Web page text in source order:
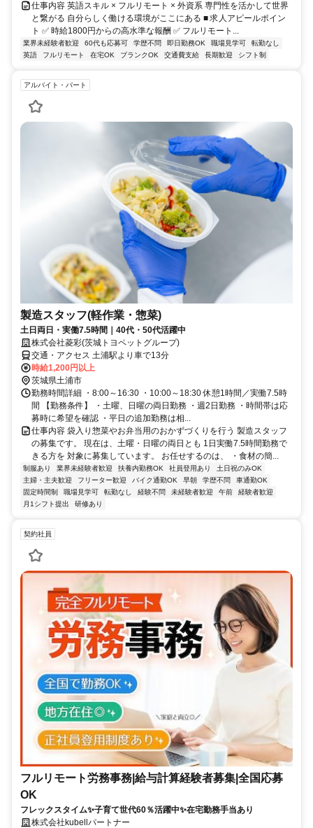
仕事内容 英語スキル × フルリモート × 外資系 専門性を活かして世界
と繋がる 自分らしく働ける環境がここにある ■ 求人アピールポイン
ト ✅ 時給1800円からの高水準な報酬 ✅ フルリモート...
業界未経験者歓迎 60代も応募可 学歴不問 即日勤務OK 職場見学可
転勤なし
英語
フルリモート 在宅OK ブランクOK 交通費支給 長期歓迎 シフト制
アルバイト・パート
製造スタッフ(軽作業・惣菜)
土日両日・実働7.5時間｜40代・50代活躍中
株式会社菱彩(茨城トヨペットグループ)
交通・アクセス 土浦駅より車で13分
時給1,200円以上
茨城県土浦市
勤務時間詳細 ・8:00～16:30 ・10:00～18:30 休憩1時間／実働7.5時
間 【勤務条件】 ・土曜、日曜の両日勤務 ・週2日勤務 ・時間帯は応
募時に希望を確認 ・平日の追加勤務は相...
仕事内容 袋入り惣菜やお弁当用のおかずづくりを行う 製造スタッフ
の募集です。 現在は、土曜・日曜の両日とも 1日実働7.5時間勤務で
きる方を 対象に募集しています。 お任せするのは、 ・食材の簡...
制服あり 業界未経験者歓迎 扶養内勤務OK 社員登用あり
土日祝のみOK
主婦・主夫歓迎
フリーター歓迎 バイク通勤OK 早朝 学歴不問
車通勤OK
固定時間制
職場見学可 転勤なし 経験不問 未経験者歓迎 午前
経験者歓迎
月1シフト提出
研修あり
契約社員
フルリモート労務事務|給与計算経験者募集|全国応募
OK
フレックスタイム✨子育て世代60％活躍中✨在宅勤務手当あり
株式会社kubellパートナー